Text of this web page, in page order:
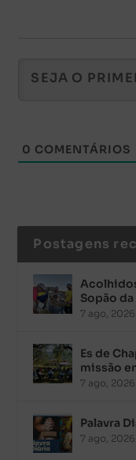
0 COMENTÁRIOS
Postagens
Sopão
7 ago, 2026
Es de
missão
7 ago, 2026
Palavra
7 ago, 2026